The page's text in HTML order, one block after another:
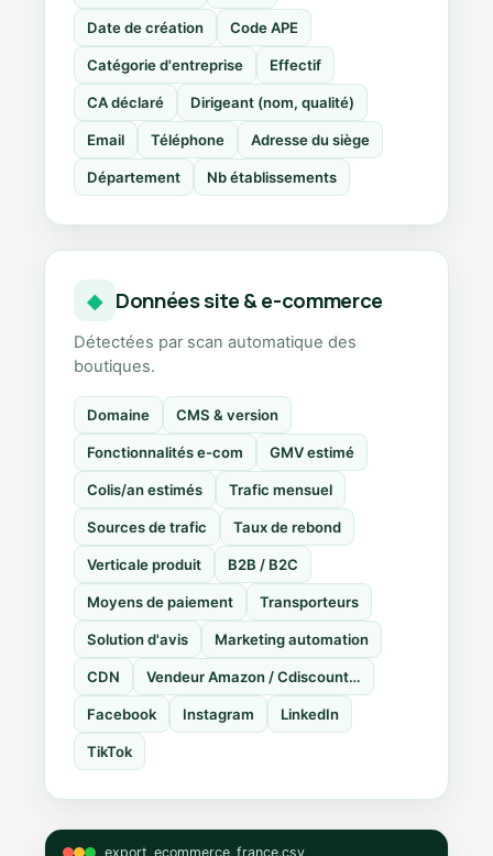
Date de création Code APE
Catégorie d'entreprise Effectif
CA déclaré Dirigeant (nom, qualité)
Email Téléphone Adresse du siège
Département Nb établissements
◆ Données site & e-commerce
Détectées par scan automatique des
boutiques.
Domaine CMS & version
Fonctionnalités e-com GMV estimé
Colis/an estimés Trafic mensuel
Sources de trafic Taux de rebond
Verticale produit B2B / B2C
Moyens de paiement Transporteurs
Solution d'avis Marketing automation
CDN Vendeur Amazon / Cdiscount…
Facebook Instagram LinkedIn
TikTok
export_ecommerce_france.csv